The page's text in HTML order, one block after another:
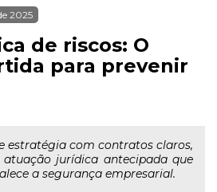
2025
de riscos: O
para prevenir
estratégia com contratos claros,
jurídica antecipada que
a segurança empresarial.